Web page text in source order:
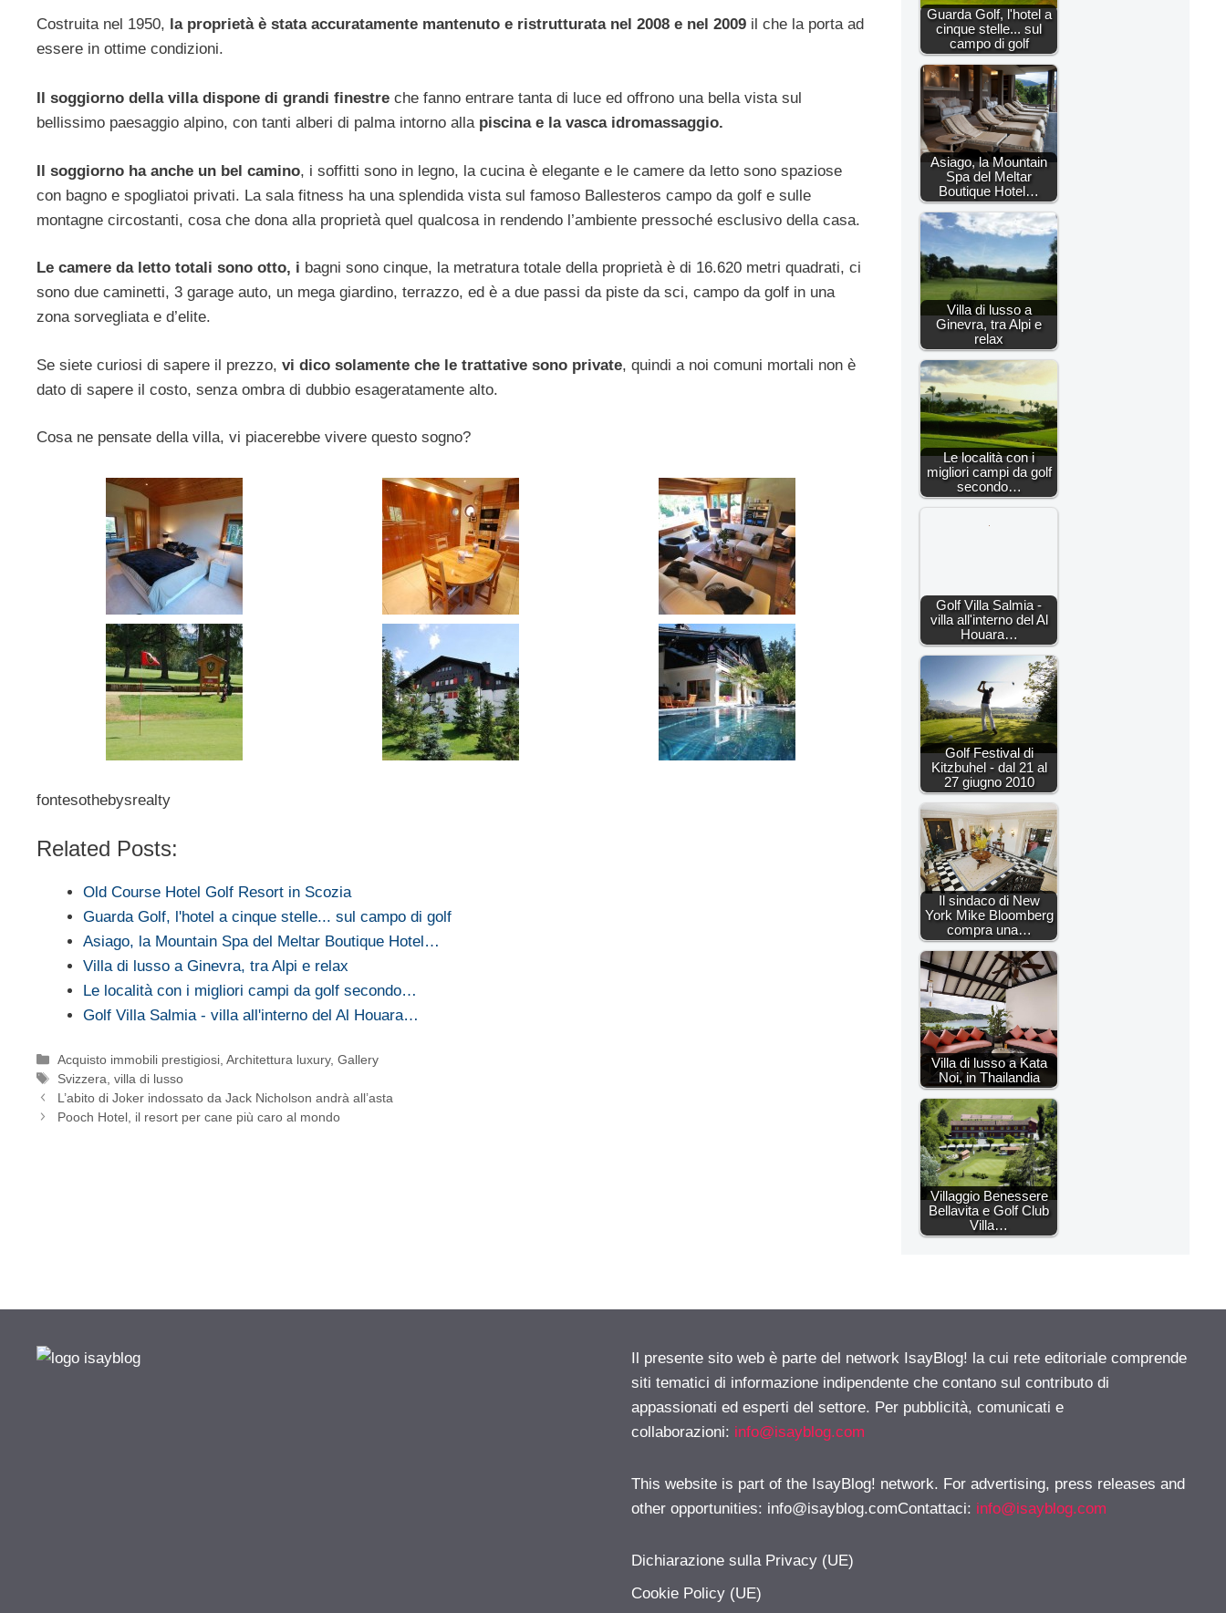
Costruita nel 1950, la proprietà è stata accuratamente mantenuto e ristrutturata nel 2008 e nel 2009 il che la porta ad
essere in ottime condizioni.
Il soggiorno della villa dispone di grandi finestre che fanno entrare tanta di luce ed offrono una bella vista sul
bellissimo paesaggio alpino, con tanti alberi di palma intorno allapiscina e la vasca idromassaggio.
Il soggiorno ha anche un bel camino, i soffitti sono in legno, la cucina è elegante e le camere da letto sono spaziose
con bagno e spogliatoi privati. La sala fitness ha una splendida vista sul famoso Ballesteros campo da golf e sulle
montagne circostanti, cosa che dona alla proprietà quel qualcosa in rendendo l’ambiente pressoché esclusivo della casa.
Le camere da letto totali sono otto, i bagni sono cinque, la metratura totale della proprietà è di 16.620 metri quadrati, ci
sono due caminetti, 3 garage auto, un mega giardino, terrazzo, ed è a due passi da piste da sci, campo da golf in una
zona sorvegliata e d’elite.
Se siete curiosi di sapere il prezzo, vi dico solamente che le trattative sono private, quindi a noi comuni mortali non è
dato di sapere il costo, senza ombra di dubbio esageratamente alto.
Cosa ne pensate della villa, vi piacerebbe vivere questo sogno?
fontesothebysrealty
Related Posts:
Old Course Hotel Golf Resort in Scozia
Guarda Golf, l'hotel a cinque stelle... sul campo di golf
Asiago, la Mountain Spa del Meltar Boutique Hotel…
Villa di lusso a Ginevra, tra Alpi e relax
Le località con i migliori campi da golf secondo…
Golf Villa Salmia - villa all'interno del Al Houara…
Categorie
Acquisto immobili prestigiosi ,Architettura luxury,Gallery
Tag
Svizzera ,villa di lusso
L’abito di Joker indossato da Jack Nicholson andrà all’asta
Pooch Hotel, il resort per cane più caro al mondo
Guarda Golf, l'hotel a
cinque stelle... sul
campo di golf
Asiago, la Mountain
Spa del Meltar
Boutique Hotel…
Villa di lusso a
Ginevra, tra Alpi e
relax
Le località con i
migliori campi da golf
secondo…
Golf Villa Salmia -
villa all'interno del Al
Houara…
Golf Festival di
Kitzbuhel - dal 21 al
27 giugno 2010
Il sindaco di New
York Mike Bloomberg
compra una…
Villa di lusso a Kata
Noi, in Thailandia
Villaggio Benessere
Bellavita e Golf Club
Villa…
Il presente sito web è parte del network IsayBlog! la cui rete editoriale comprende
siti tematici di informazione indipendente che contano sul contributo di
appassionati ed esperti del settore. Per pubblicità, comunicati e
collaborazioni: info@isayblog.com
This website is part of the IsayBlog! network. For advertising, press releases and
other opportunities: info@isayblog.comContattaci: info@isayblog.com
Dichiarazione sulla Privacy (UE)
Cookie Policy (UE)